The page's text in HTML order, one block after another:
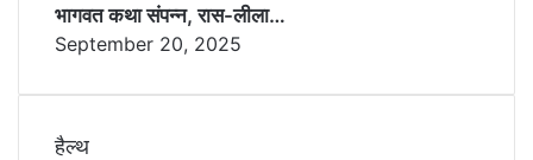
भागवत कथा संपन्न, रास-लीला…
September 20, 2025
हैल्थ